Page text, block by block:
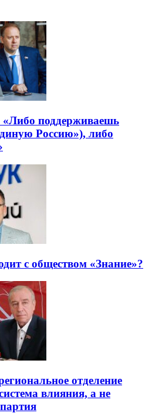
поддерживаешь
Россию»), либо
с обществом «Знание»?
отделение
влияния, а не